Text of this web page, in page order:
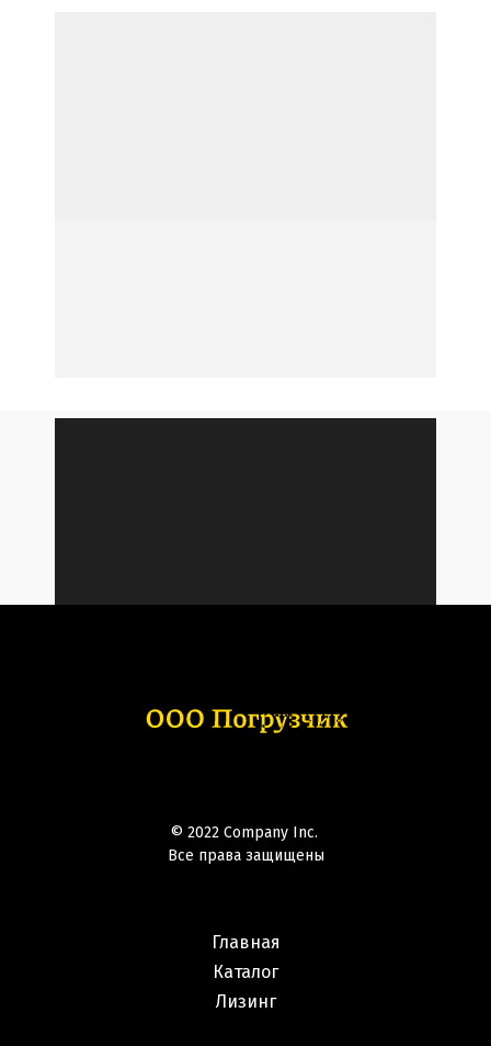
© 2022 Company Inc.
Все права защищены
Главная
Каталог
Лизинг